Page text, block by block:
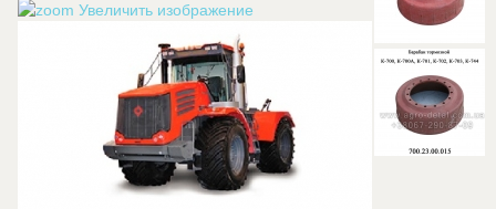
Увеличить изображение